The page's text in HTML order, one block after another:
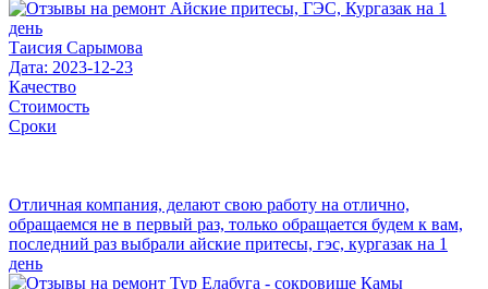
Таисия Сарымова
Дата: 2023-12-23
Качество
Стоимость
Сроки
Отличная компания, делают свою работу на отлично,
обращаемся не в первый раз, только обращается будем к вам,
последний раз выбрали айские притесы, гэс, кургазак на 1
день